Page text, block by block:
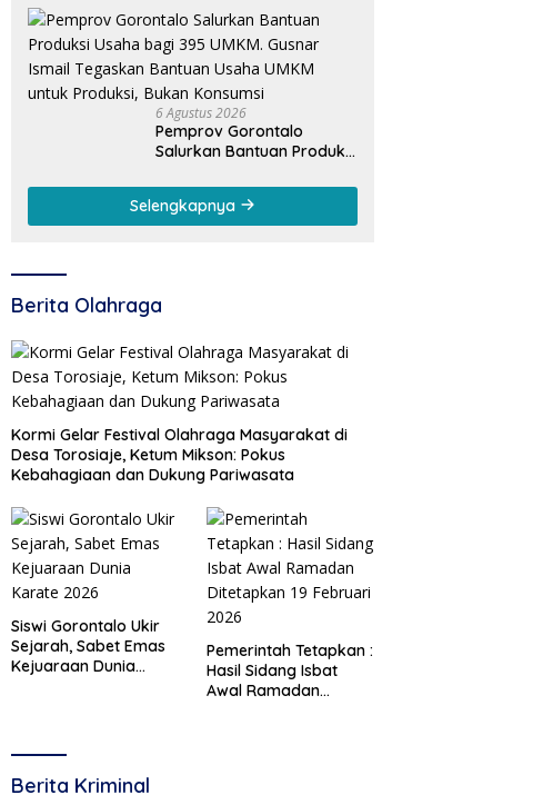
Efisiensi Anggaran
6 Agustus 2026
Pemprov Gorontalo
Salurkan Bantuan Produksi
Gusnar Ismail Tegaskan
Bantuan Usaha UMKM
untuk Produksi, Bukan
Selengkapnya
Berita Olahraga
Kormi Gelar Festival Olahraga Masyarakat di
Desa Torosiaje, Ketum Mikson: Pokus
Kebahagiaan dan Dukung Pariwasata
Siswi Gorontalo Ukir
Sejarah, Sabet Emas
Kejuaraan Dunia
Pemerintah Tetapkan :
Hasil Sidang Isbat
Awal Ramadan
Berita Kriminal